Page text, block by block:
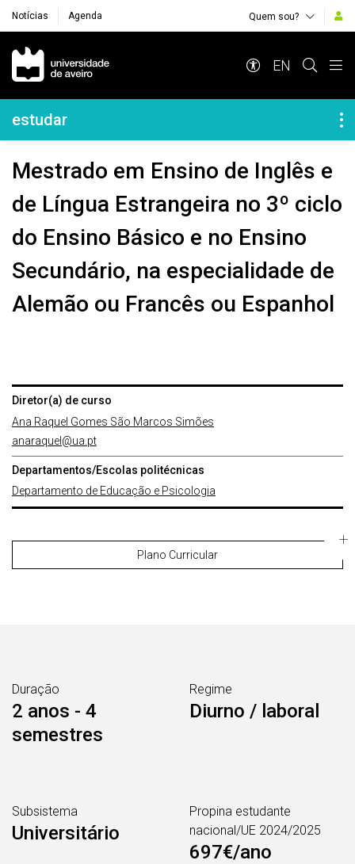
Notícias Agenda Quem sou?
Navegação Principal
EN
Navegação Lateral
estudar
Mestrado em Ensino de Inglês e
de Língua Estrangeira no 3º ciclo
do Ensino Básico e no Ensino
Secundário, na especialidade de
Alemão ou Francês ou Espanhol
Diretor(a) de curso
Ana Raquel Gomes São Marcos Simões
anaraquel@ua.pt
Departamentos/Escolas politécnicas
Departamento de Educação e Psicologia
Plano Curricular
Duração
2 anos - 4
semestres
Regime
Diurno / laboral
Subsistema
Universitário
Propina estudante
nacional/UE 2024/2025
697€/ano